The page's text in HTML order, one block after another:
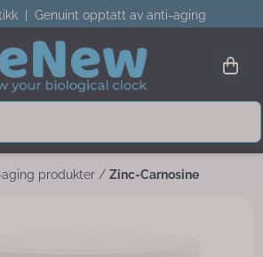
| Genuint opptatt av anti-aging
produkter / Zinc-Carnosine